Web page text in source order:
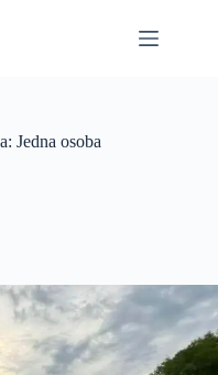
Jedna osoba